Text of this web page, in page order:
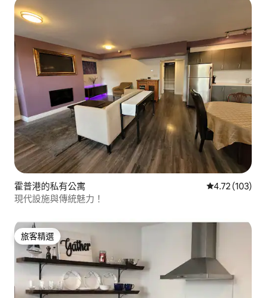
霍普港的私有公寓 從 103 則評價
4.72 (103)
現代設施與傳統魅力！
旅客精選
旅客精選